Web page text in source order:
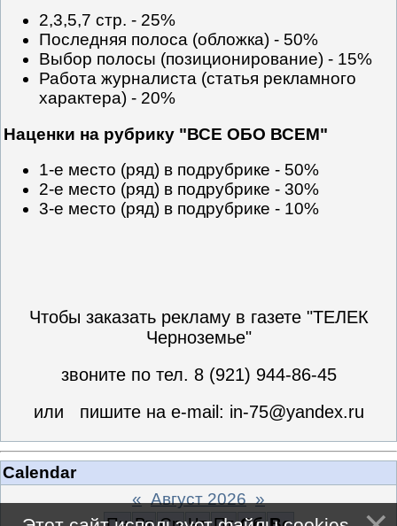
2,3,5,7 стр. - 25%
Последняя полоса (обложка) - 50%
Выбор полосы (позиционирование) - 15%
Работа журналиста (статья рекламного
характера) - 20%
Наценки на рубрику "ВСЕ ОБО ВСЕМ"
1-е место (ряд) в подрубрике - 50%
2-е место (ряд) в подрубрике - 30%
3-е место (ряд) в подрубрике - 10%
Чтобы заказать рекламу в газете "ТЕЛЕК
Черноземье"
звоните по тел. 8 (921) 944-86-45
или пишите на e-mail: in-75@yandex.ru
Calendar
« Август 2026 »